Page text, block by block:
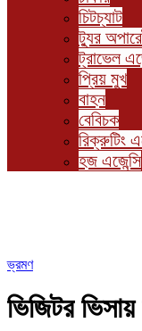
চিটচ্যাট
ট্যুর
ট্রাভেল
প্রিয় মুখ
বাহন
বেবিচক
রিক্রুটিং
হজ এজেন্সি
ভ্রমণ
ভিজিটর